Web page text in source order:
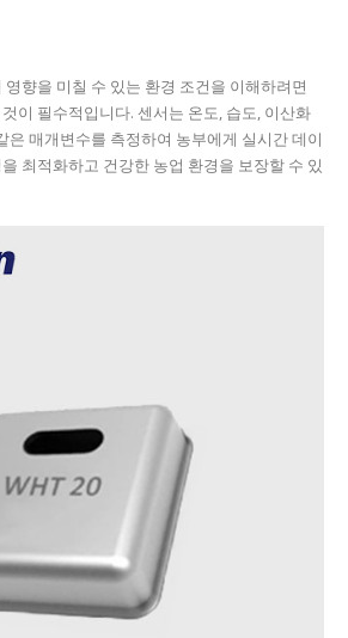
향을 미칠 수 있는 환경 조건을 이해하려면
이 필수적입니다. 센서는 온도, 습도, 이산화
은 매개변수를 측정하여 농부에게 실시간 데이
최적화하고 건강한 농업 환경을 보장할 수 있